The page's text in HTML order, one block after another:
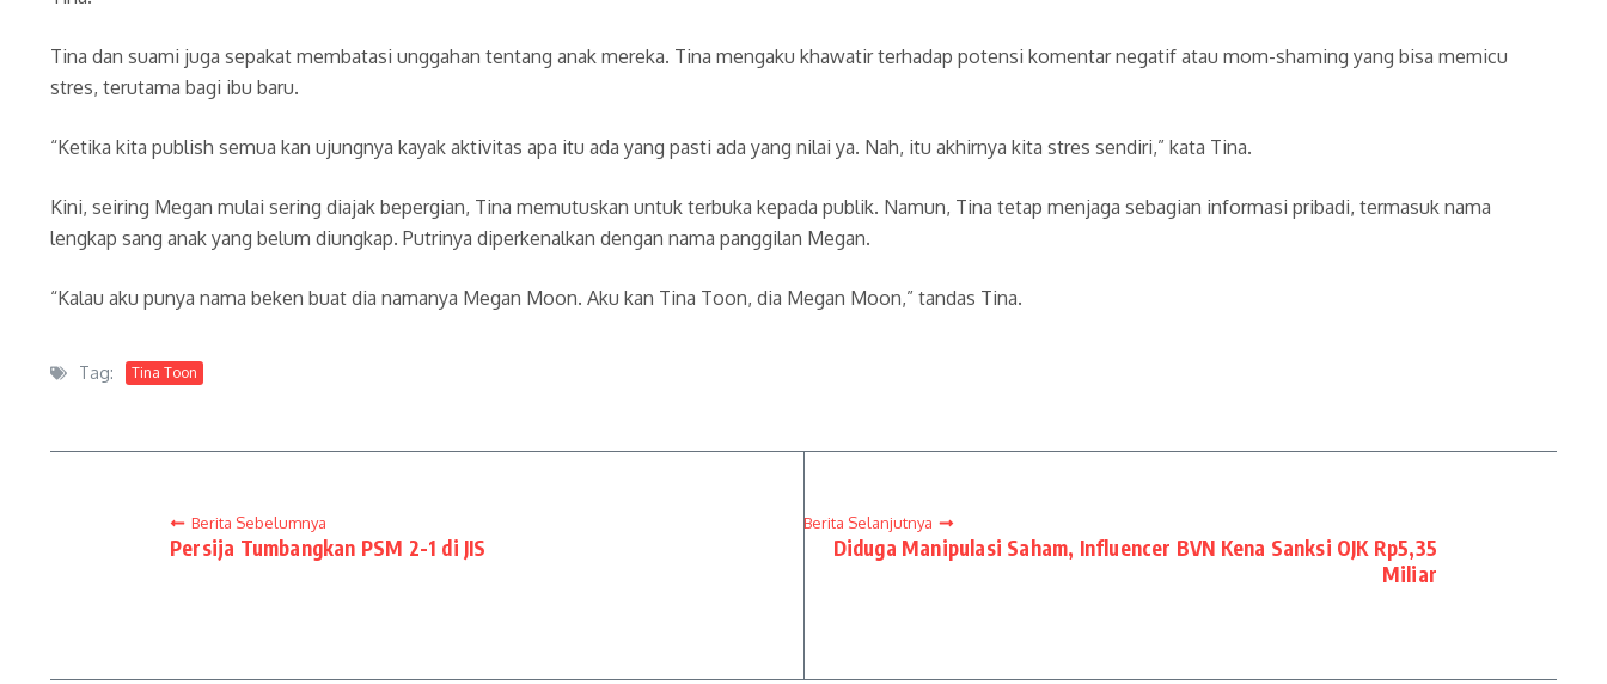
Tina dan suami juga sepakat membatasi unggahan tentang anak mereka. Tina mengaku khawatir terhadap potensi komentar negatif atau mom-shaming yang bisa memicu
stres, terutama bagi ibu baru.
“Ketika kita publish semua kan ujungnya kayak aktivitas apa itu ada yang pasti ada yang nilai ya. Nah, itu akhirnya kita stres sendiri,” kata Tina.
Kini, seiring Megan mulai sering diajak bepergian, Tina memutuskan untuk terbuka kepada publik. Namun, Tina tetap menjaga sebagian informasi pribadi, termasuk nama
lengkap sang anak yang belum diungkap. Putrinya diperkenalkan dengan nama panggilan Megan.
“Kalau aku punya nama beken buat dia namanya Megan Moon. Aku kan Tina Toon, dia Megan Moon,” tandas Tina.
Tag: Tina Toon
Berita Sebelumnya
Persija Tumbangkan PSM 2-1 di JIS
Berita Selanjutnya
Diduga Manipulasi Saham, Influencer BVN Kena Sanksi OJK Rp5,35
Miliar